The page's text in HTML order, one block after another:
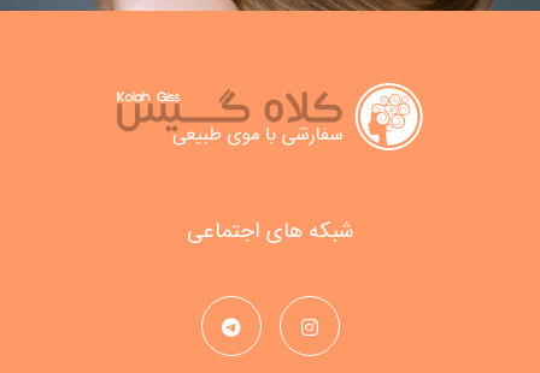
شبکه های اجتماعی